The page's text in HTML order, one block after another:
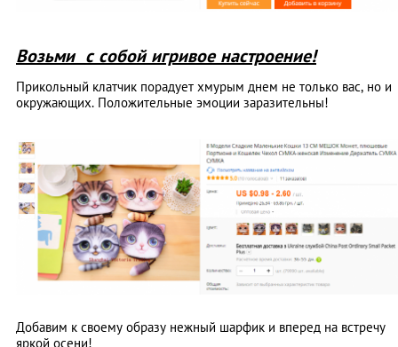
Возьми с собой игривое настроение!
Прикольный клатчик порадует хмурым днем не только вас, но и
окружающих. Положительные эмоции заразительны!
Добавим к своему образу нежный шарфик и вперед на встречу
яркой осени!